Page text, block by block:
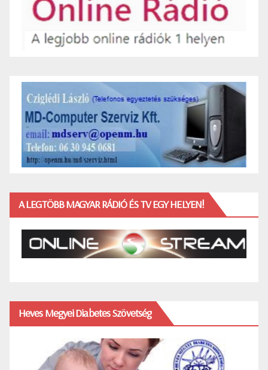
A LEGTÖBB MAGYAR RÁDIÓ ÉS TV EGY HELYEN!
Heves Megyei Diabetes Szövetség